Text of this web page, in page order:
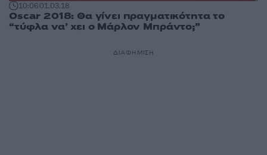
10:0601.03.18
Oscar 2018: Θα γίνει πραγματικότητα το
“τύφλα να’ χει ο Μάρλον Μπράντο;”
ΔΙΑΦΗΜΙΣΗ